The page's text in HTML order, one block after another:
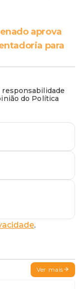
aprova
para
do Política
.
Ver mais